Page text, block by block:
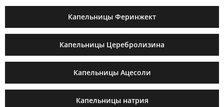
Капельницы Феринжект
Капельницы Церебролизина
Капельницы Ацесоли
Капельницы натрия